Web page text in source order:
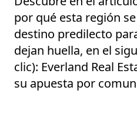
por qué esta región
destino predilecto
dejan huella, en el
clic): Everland Real
su apuesta por